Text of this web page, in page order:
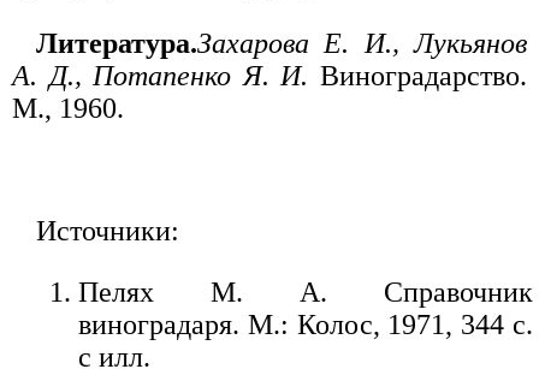
Литература.Захарова Е. И., Лукьянов
А. Д., Потапенко Я. И. Виноградарство.
М., 1960.
Источники:
Пелях М. А. Справочник
виноградаря. М.: Колос, 1971, 344 с.
с илл.